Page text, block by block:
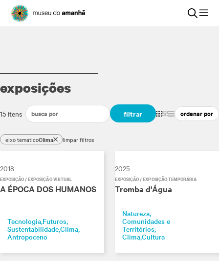
exposições
15 itens filtrar
eixo temáticoClima limpar filtros
2018
EXPOSIÇÃO / EXPOSIÇÃO VIRTUAL
A ÉPOCA DOS HUMANOS
Tecnologia Futuros
SustentabilidadeClima
Antropoceno
2025
EXPOSIÇÃO / EXPOSIÇÃO TEMPORÁRIA
Tromba d'Água
Natureza
Comunidades e
Territórios
ClimaCultura